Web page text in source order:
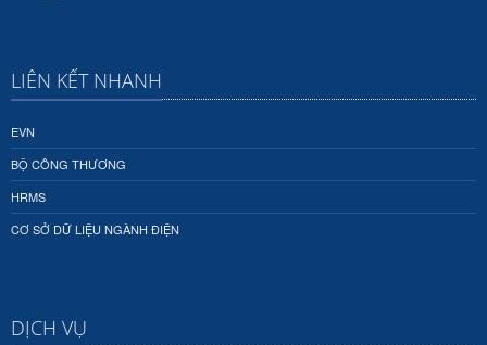
LIÊN KẾT NHANH
EVN
BỘ CÔNG THƯƠNG
HRMS
CƠ SỞ DỮ LIỆU NGÀNH ĐIỆN
DỊCH VỤ